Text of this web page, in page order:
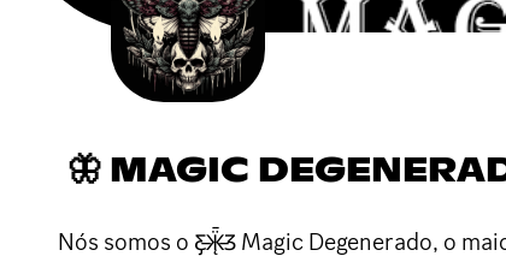
🦋 MAGIC
Nós somos o Ƹ̵̡Ӝ̵̨̄Ʒ Magic Degenerado, o